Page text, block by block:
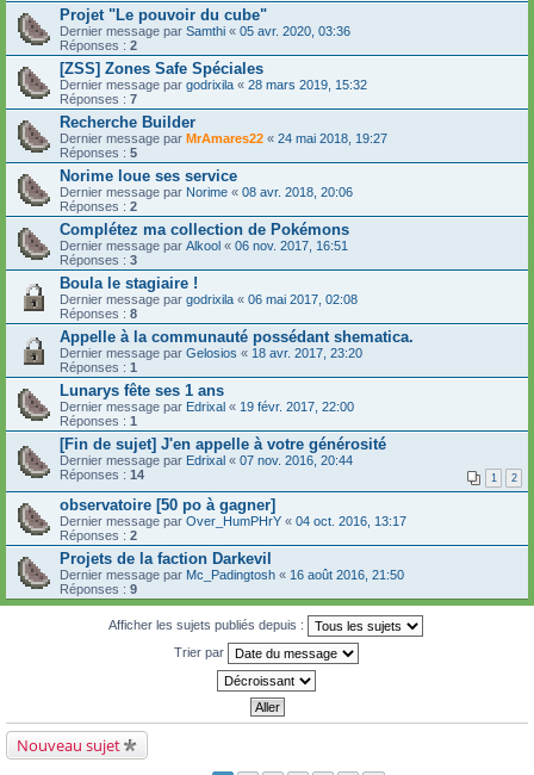
Projet "Le pouvoir du cube"
Dernier message par Samthi « 05 avr. 2020, 03:36
Réponses : 2
[ZSS] Zones Safe Spéciales
Dernier message par godrixila « 28 mars 2019, 15:32
Réponses : 7
Recherche Builder
Dernier message par MrAmares22 « 24 mai 2018, 19:27
Réponses : 5
Norime loue ses service
Dernier message par Norime « 08 avr. 2018, 20:06
Réponses : 2
Complétez ma collection de Pokémons
Dernier message par Alkool « 06 nov. 2017, 16:51
Réponses : 3
Boula le stagiaire !
Dernier message par godrixila « 06 mai 2017, 02:08
Réponses : 8
Appelle à la communauté possédant shematica.
Dernier message par Gelosios « 18 avr. 2017, 23:20
Réponses : 1
Lunarys fête ses 1 ans
Dernier message par Edrixal « 19 févr. 2017, 22:00
Réponses : 1
[Fin de sujet] J'en appelle à votre générosité
Dernier message par Edrixal « 07 nov. 2016, 20:44
Réponses : 14 1 2
observatoire [50 po à gagner]
Dernier message par Over_HumPHrY « 04 oct. 2016, 13:17
Réponses : 2
Projets de la faction Darkevil
Dernier message par Mc_Padingtosh « 16 août 2016, 21:50
Réponses : 9
Afficher les sujets publiés depuis :
Trier par
Nouveau sujet